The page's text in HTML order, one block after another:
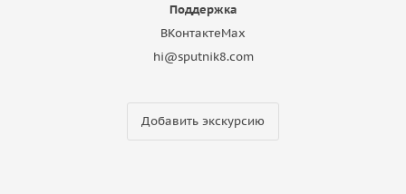
Поддержка
ВКонтактеMax
hi@sputnik8.com
Добавить экскурсию